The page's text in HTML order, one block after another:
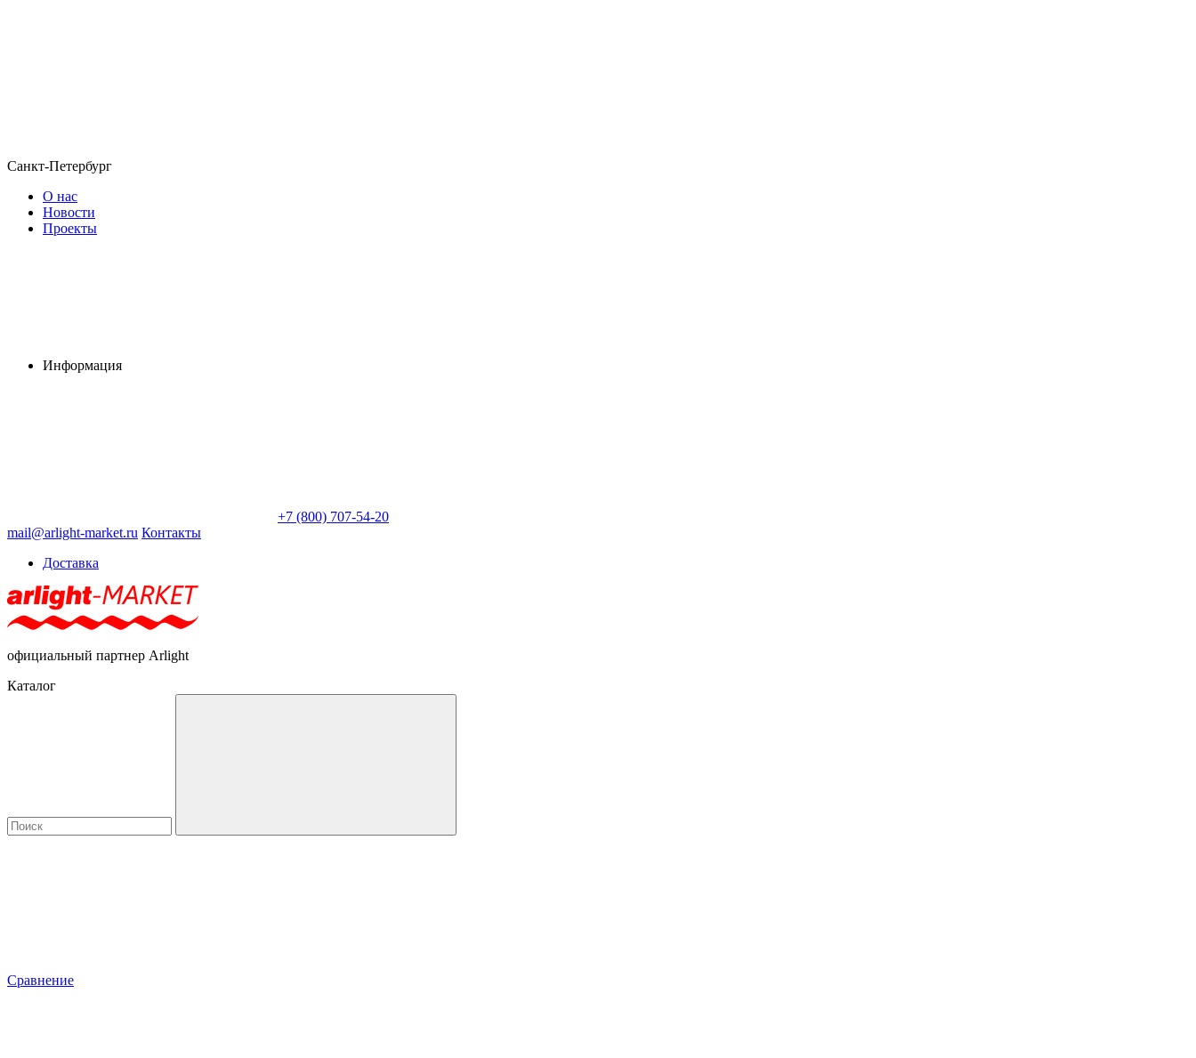
Санкт-Петербург
О нас
Новости
Проекты
Информация
+7 (800) 707-54-20
mail@arlight-market.ru Контакты
Доставка
официальный партнер Arlight
Каталог
Сравнение